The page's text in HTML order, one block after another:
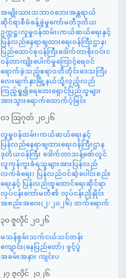
အမျိုးသားသဘာဝဘေးအန္တရာယ်
ဆိုင်ရာစီမံခန့်ခွဲမှုကော်မတီဒုတိယ
ဥက္ကဋ္ဌ၊လူမှုဝန်ထမ်း၊ကယ်ဆယ်ရေးနှင့်
ပြန်လည်နေရာချထားရေးဝန်ကြီးဌာန၊
ပြည်ထောင်စုဝန်ကြီးဒေါက်တာစိုးဝင်းင
ဝန်တာကျိုးပေါက်မှုကြောင့်ရေဝင်
ရောက်ခဲ့သည့်ဧရာဝတီတိုင်းဒေသကြီး
လေးမျက်နှာမြို့နယ်သို့လှည့်လည်
ကြည့်ရှု၍ရေဘေးရှောင်ပြည်သူများ
အားသွားရောက်ထောက်ပံ့ခြင်း
၀၁ ဩဂုတ် ၂၀၂၆
လူမှုဝန်ထမ်း၊ကယ်ဆယ်ရေးနှင့်
ပြန်လည်နေရာချထားရေးဝန်ကြီးဌာန
ဒုတိယဝန်ကြီး ဒေါက်တာသန့်ဇော်လွင်
လူကုန်ကူးခံရသူများအားပြန်လည်
လက်ခံရေး၊ ပြန်လည်ဝင်ဆံ့ပေါင်းစည်း
ရေးနှင့် ပြန်လည်ထူထောင်ရေးဆိုင်ရာ
လုပ်ငန်းကော်မတီ၏ လုပ်ငန်းညှိနှိုင်း
အစည်းအဝေး(၂/၂၀၂၆) တက်ရောက်
၃၀ ဇူလိုင် ၂၀၂၆
မသန်စွမ်းသက်ငယ်သင်တန်း
ကျောင်း(နေပြည်တော်) ဖွင့်ပွဲ
အခမ်းအနား ကျင်းပ
၂၇ ဇူလိုင် ၂၀၂၆